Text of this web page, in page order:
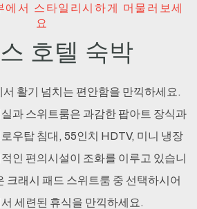
에서 스타일리시하게 머물러보세
요
호텔 숙박
활기 넘치는 편안함을 만끽하세요.
과 스위트룸은 과감한 팝아트 장식과
우탑 침대, 55인치 HDTV, 미니 냉장
인 편의시설이 조화를 이루고 있습니
크래시 패드 스위트룸 중 선택하시어
세련된 휴식을 만끽하세요.